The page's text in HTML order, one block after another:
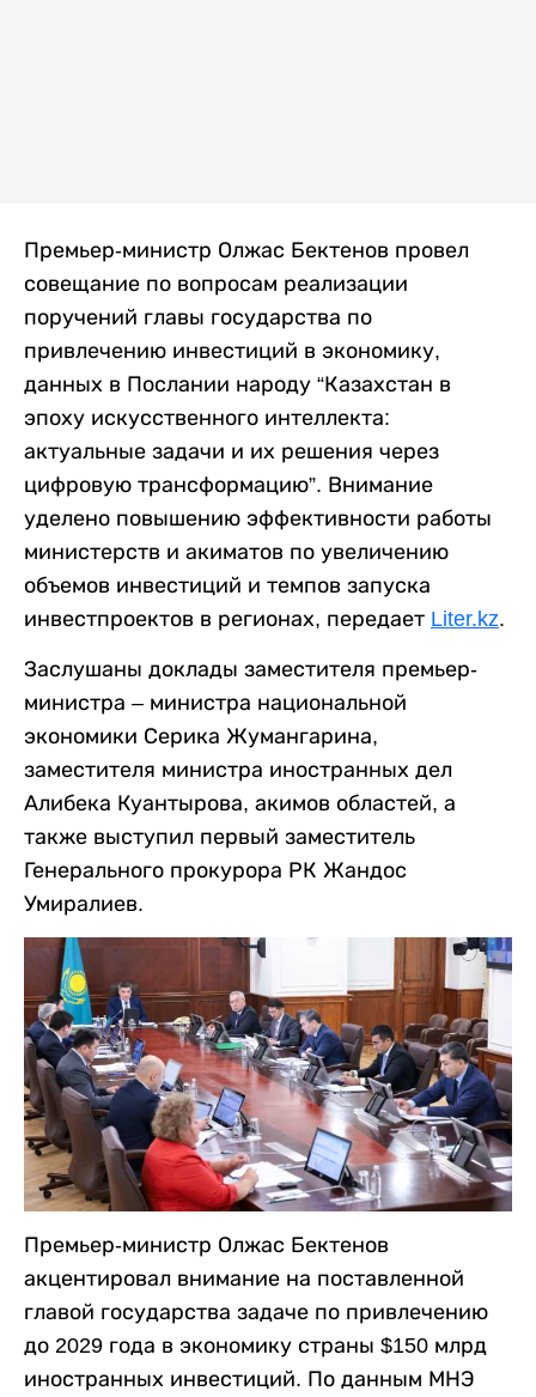
Премьер-министр Олжас Бектенов провел
совещание по вопросам реализации
поручений главы государства по
привлечению инвестиций в экономику,
данных в Послании народу “Казахстан в
эпоху искусственного интеллекта:
актуальные задачи и их решения через
цифровую трансформацию”. Внимание
уделено повышению эффективности работы
министерств и акиматов по увеличению
объемов инвестиций и темпов запуска
инвестпроектов в регионах, передает Liter.kz.
Заслушаны доклады заместителя премьер-
министра – министра национальной
экономики Серика Жумангарина,
заместителя министра иностранных дел
Алибека Куантырова, акимов областей, а
также выступил первый заместитель
Генерального прокурора РК Жандос
Умиралиев.
Премьер-министр Олжас Бектенов
акцентировал внимание на поставленной
главой государства задаче по привлечению
до 2029 года в экономику страны $150 млрд
иностранных инвестиций. По данным МНЭ